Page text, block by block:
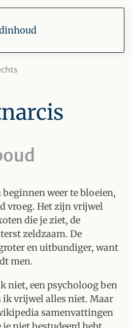
beginnen weer te bloeien,
vroeg. Het zijn vrijwel
die je ziet, de
zeldzaam. De
en uitbundiger, want
men.
niet, een psycholoog ben
vrijwel alles niet. Maar
samenvattingen